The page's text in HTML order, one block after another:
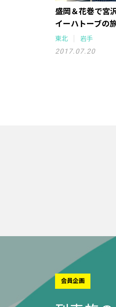
盛岡＆花巻で宮
イーハトーブの
東北 岩手
2017.07.20
会員企画